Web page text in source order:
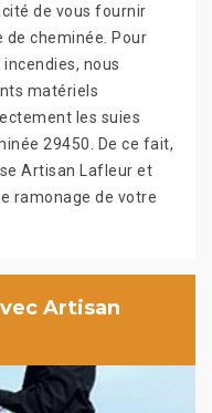
de vous fournir
de cheminée. Pour
nous
matériels
les suies
29450. De ce fait,
Artisan Lafleur et
ramonage de votre
Artisan